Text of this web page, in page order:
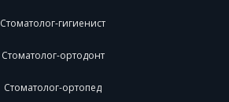
Стоматолог-гигиенист
Стоматолог-ортодонт
Стоматолог-ортопед